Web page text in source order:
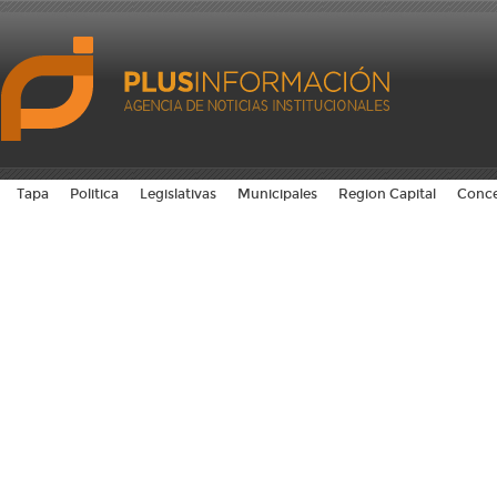
Tapa Politica Legislativas Municipales Region Capital